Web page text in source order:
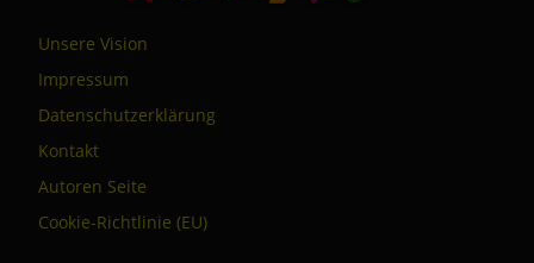
Unsere Vision
Impressum
Datenschutzerklärung
Kontakt
Autoren Seite
Cookie-Richtlinie (EU)